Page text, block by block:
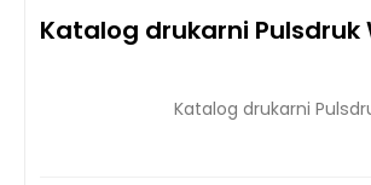
Katalog drukarni Pulsdruk
Katalog drukarni